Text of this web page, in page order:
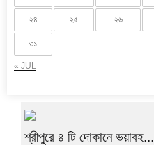
« JUL
২৪ ২৫ ২৬
৩১
শ্রীপুরে ৪ টি দোকানে ভয়াবহ...